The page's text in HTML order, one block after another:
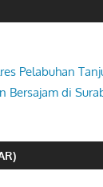
Pelabuhan
Bersajam di